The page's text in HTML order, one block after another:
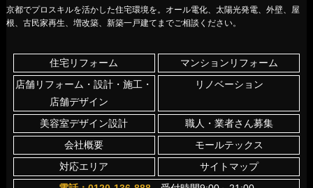
京都でプロスキルを活かした住宅環境を。オール電化、太陽光発電、外壁、屋
根、古民家再生、増改築、新築一戸建てまでご相談ください。
住宅リフォーム
マンションリフォーム
店舗リフォーム・設計・施工・
店舗デザイン
リノベーション
美容室デザイン設計
職人・業者さん募集
会社概要
モールテックス
対応エリア
サイトマップ